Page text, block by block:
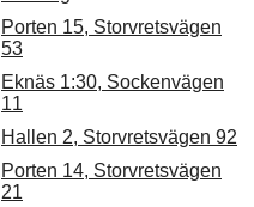
Porten 15, Storvretsvägen
53
Eknäs 1:30, Sockenvägen
11
Hallen 2, Storvretsvägen 92
Porten 14, Storvretsvägen
21